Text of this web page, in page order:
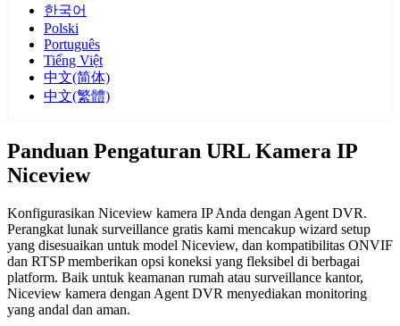
한국어
Polski
Português
Tiếng Việt
中文(简体)
中文(繁體)
Panduan Pengaturan URL Kamera IP
Niceview
Konfigurasikan Niceview kamera IP Anda dengan Agent DVR.
Perangkat lunak surveillance gratis kami mencakup wizard setup
yang disesuaikan untuk model Niceview, dan kompatibilitas ONVIF
dan RTSP memberikan opsi koneksi yang fleksibel di berbagai
platform. Baik untuk keamanan rumah atau surveillance kantor,
Niceview kamera dengan Agent DVR menyediakan monitoring
yang andal dan aman.